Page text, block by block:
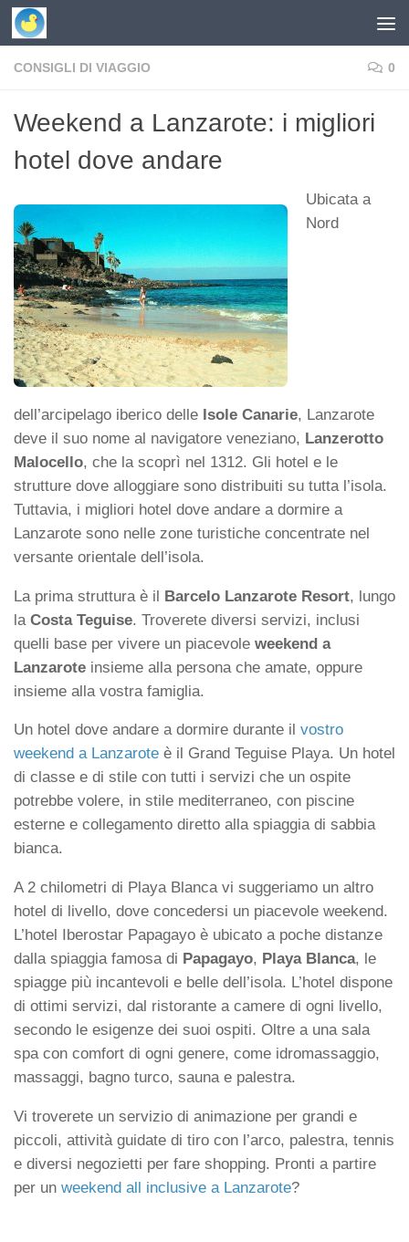
Skip to content
CONSIGLI DI VIAGGIO 0
Weekend a Lanzarote: i migliori
hotel dove andare
Ubicata a
Nord
dell’arcipelago iberico delle Isole Canarie, Lanzarote
deve il suo nome al navigatore veneziano, Lanzerotto
Malocello, che la scoprì nel 1312. Gli hotel e le
strutture dove alloggiare sono distribuiti su tutta l’isola.
Tuttavia, i migliori hotel dove andare a dormire a
Lanzarote sono nelle zone turistiche concentrate nel
versante orientale dell’isola.
La prima struttura è il Barcelo Lanzarote Resort, lungo
la Costa Teguise. Troverete diversi servizi, inclusi
quelli base per vivere un piacevole weekend a
Lanzarote insieme alla persona che amate, oppure
insieme alla vostra famiglia.
Un hotel dove andare a dormire durante il vostro
weekend a Lanzarote è il Grand Teguise Playa. Un hotel
di classe e di stile con tutti i servizi che un ospite
potrebbe volere, in stile mediterraneo, con piscine
esterne e collegamento diretto alla spiaggia di sabbia
bianca.
A 2 chilometri di Playa Blanca vi suggeriamo un altro
hotel di livello, dove concedersi un piacevole weekend.
L’hotel Iberostar Papagayo è ubicato a poche distanze
dalla spiaggia famosa di Papagayo, Playa Blanca, le
spiagge più incantevoli e belle dell’isola. L’hotel dispone
di ottimi servizi, dal ristorante a camere di ogni livello,
secondo le esigenze dei suoi ospiti. Oltre a una sala
spa con comfort di ogni genere, come idromassaggio,
massaggi, bagno turco, sauna e palestra.
Vi troverete un servizio di animazione per grandi e
piccoli, attività guidate di tiro con l’arco, palestra, tennis
e diversi negozietti per fare shopping. Pronti a partire
per un weekend all inclusive a Lanzarote?